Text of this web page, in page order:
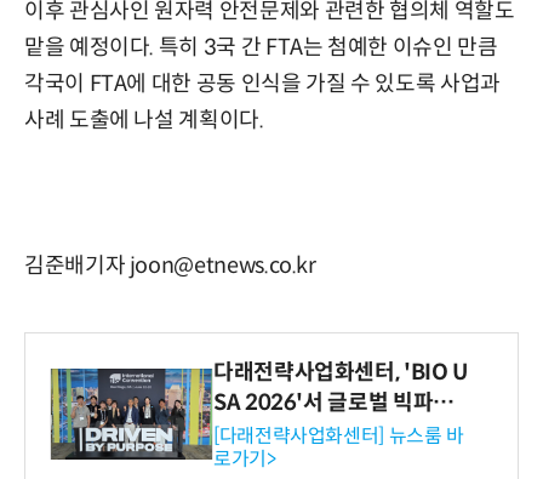
이후 관심사인 원자력 안전문제와 관련한 협의체 역할도
맡을 예정이다. 특히 3국 간 FTA는 첨예한 이슈인 만큼
각국이 FTA에 대한 공동 인식을 가질 수 있도록 사업과
사례 도출에 나설 계획이다.
김준배기자 joon@etnews.co.kr
다래전략사업화센터, 'BIO U
SA 2026'서 글로벌 빅파마
와의 비즈니스 미팅 지원…K
-바이오 해외 진출 교두보 확
[다래전략사업화센터] 뉴스룸 바
로가기>